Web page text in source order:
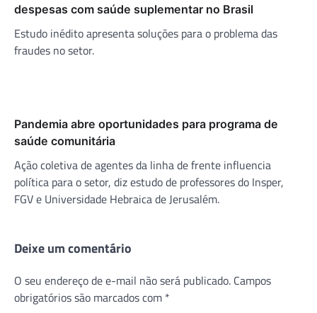
despesas com saúde suplementar no Brasil
Estudo inédito apresenta soluções para o problema das
fraudes no setor.
Pandemia abre oportunidades para programa de
saúde comunitária
Ação coletiva de agentes da linha de frente influencia
política para o setor, diz estudo de professores do Insper,
FGV e Universidade Hebraica de Jerusalém.
Deixe um comentário
O seu endereço de e-mail não será publicado. Campos
obrigatórios são marcados com *